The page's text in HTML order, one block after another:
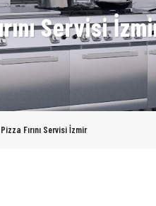
Servisi
Fırını Servisi İzmir